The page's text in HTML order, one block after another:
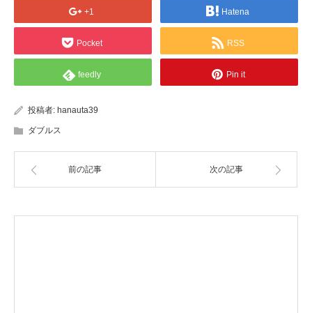
+1 Hatena
Pocket RSS
feedly Pin it
投稿者: hanauta39
ダブルス
前の記事 次の記事